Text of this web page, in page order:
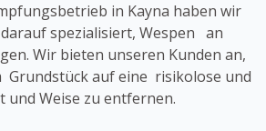
in Kayna haben wir
spezialisiert, Wespen an
Wir bieten unseren Kunden an,
auf eine risikolose und
und Weise zu entfernen.